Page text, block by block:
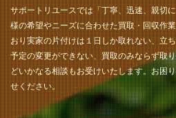
サポートリユースでは「丁寧、迅速、親切
様の希望やニーズに合わせた買取・回収作
おり実家の片付けは１日しか取れない、立
予定の変更ができない、買取のみならず取
どいかなる相談もお受けいたします。お困
せください。